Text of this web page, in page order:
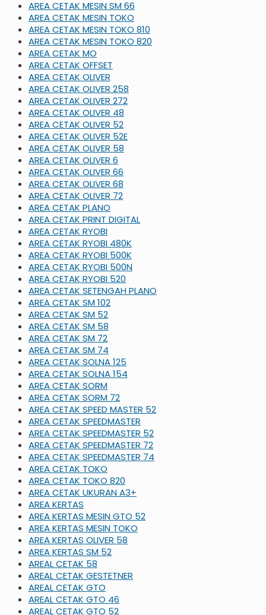
AREA CETAK MESIN SM 66
AREA CETAK MESIN TOKO
AREA CETAK MESIN TOKO 810
AREA CETAK MESIN TOKO 820
AREA CETAK MO
AREA CETAK OFFSET
AREA CETAK OLIVER
AREA CETAK OLIVER 258
AREA CETAK OLIVER 272
AREA CETAK OLIVER 48
AREA CETAK OLIVER 52
AREA CETAK OLIVER 52E
AREA CETAK OLIVER 58
AREA CETAK OLIVER 6
AREA CETAK OLIVER 66
AREA CETAK OLIVER 68
AREA CETAK OLIVER 72
AREA CETAK PLANO
AREA CETAK PRINT DIGITAL
AREA CETAK RYOBI
AREA CETAK RYOBI 480K
AREA CETAK RYOBI 500K
AREA CETAK RYOBI 500N
AREA CETAK RYOBI 520
AREA CETAK SETENGAH PLANO
AREA CETAK SM 102
AREA CETAK SM 52
AREA CETAK SM 58
AREA CETAK SM 72
AREA CETAK SM 74
AREA CETAK SOLNA 125
AREA CETAK SOLNA 154
AREA CETAK SORM
AREA CETAK SORM 72
AREA CETAK SPEED MASTER 52
AREA CETAK SPEEDMASTER
AREA CETAK SPEEDMASTER 52
AREA CETAK SPEEDMASTER 72
AREA CETAK SPEEDMASTER 74
AREA CETAK TOKO
AREA CETAK TOKO 820
AREA CETAK UKURAN A3+
AREA KERTAS
AREA KERTAS MESIN GTO 52
AREA KERTAS MESIN TOKO
AREA KERTAS OLIVER 58
AREA KERTAS SM 52
AREAL CETAK 58
AREAL CETAK GESTETNER
AREAL CETAK GTO
AREAL CETAK GTO 46
AREAL CETAK GTO 52